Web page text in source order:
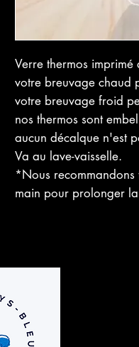
Verre thermos
votre breuvage chaud
votre breuvage froid
nos thermos sont
aucun décalque n'est
Va au lave-vaisselle.
*Nous
main pour prolonger